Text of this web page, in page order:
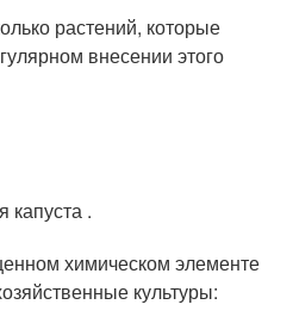
растений, которые
внесении этого
капуста .
химическом элементе
культуры: